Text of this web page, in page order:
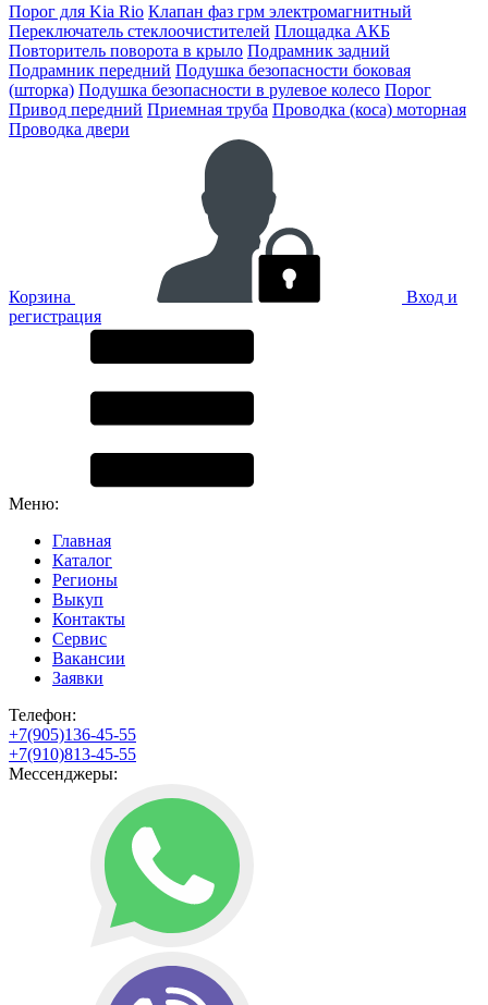
Порог для Kia Rio Клапан фаз грм электромагнитный
Переключатель стеклоочистителей Площадка АКБ
Повторитель поворота в крыло Подрамник задний
Подрамник передний Подушка безопасности боковая
(шторка) Подушка безопасности в рулевое колесо Порог
Привод передний Приемная труба Проводка (коса) моторная
Проводка двери
Корзина
Вход и
регистрация
Меню:
Главная
Каталог
Регионы
Выкуп
Контакты
Сервис
Вакансии
Заявки
Телефон:
+7(905)136-45-55
+7(910)813-45-55
Мессенджеры: